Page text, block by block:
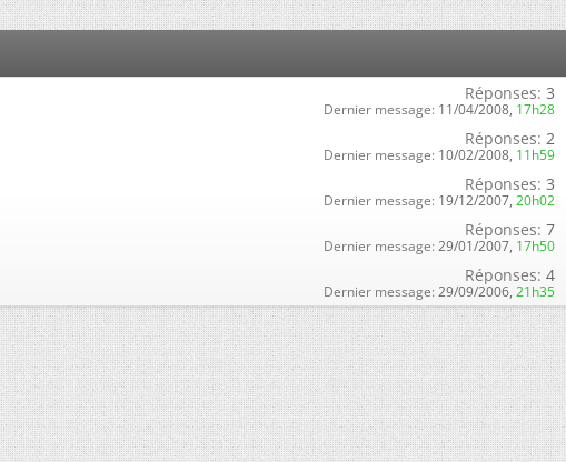
Réponses: 3
Dernier message: 11/04/2008, 17h28
Réponses: 2
Dernier message: 10/02/2008, 11h59
Réponses: 3
Dernier message: 19/12/2007, 20h02
Réponses: 7
Dernier message: 29/01/2007, 17h50
Réponses: 4
Dernier message: 29/09/2006, 21h35